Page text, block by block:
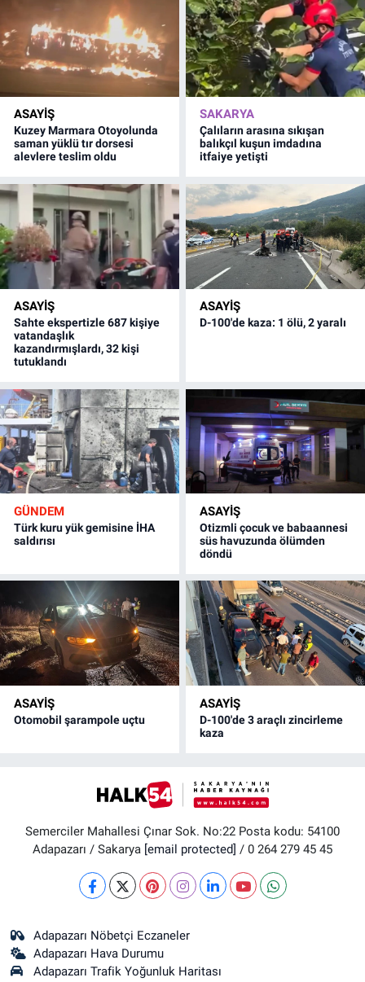
ASAYİŞ
Kuzey Marmara Otoyolunda
saman yüklü tır dorsesi
alevlere teslim oldu
SAKARYA
Çalıların arasına sıkışan
balıkçıl kuşun imdadına
itfaiye yetişti
ASAYİŞ
Sahte ekspertizle 687 kişiye
vatandaşlık
kazandırmışlardı, 32 kişi
tutuklandı
ASAYİŞ
D-100'de kaza: 1 ölü, 2 yaralı
GÜNDEM
Türk kuru yük gemisine İHA
saldırısı
ASAYİŞ
Otizmli çocuk ve babaannesi
süs havuzunda ölümden
döndü
ASAYİŞ
Otomobil şarampole uçtu
ASAYİŞ
D-100'de 3 araçlı zincirleme
kaza
Semerciler Mahallesi Çınar Sok. No:22 Posta kodu: 54100
Adapazarı / Sakarya [email protected] / 0 264 279 45 45
Adapazarı Nöbetçi Eczaneler
Adapazarı Hava Durumu
Adapazarı Trafik Yoğunluk Haritası